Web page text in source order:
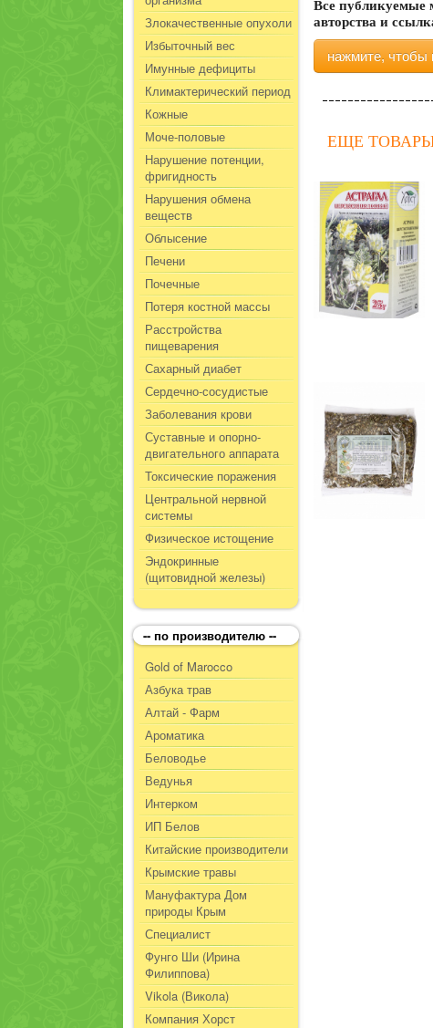
Злокачественные опухоли
Избыточный вес
Имунные дефициты
Климактерический период
Кожные
Моче-половые
Нарушение потенции,
фригидность
Нарушения обмена
веществ
Облысение
Печени
Почечные
Потеря костной массы
Расстройства
пищеварения
Сахарный диабет
Сердечно-сосудистые
Заболевания крови
Суставные и опорно-
двигательного аппарата
Токсические поражения
Центральной нервной
системы
Физическое истощение
Эндокринные
(щитовидной железы)
-- по производителю --
Gold of Marocco
Азбука трав
Алтай - Фарм
Ароматика
Беловодье
Ведунья
Интерком
ИП Белов
Китайские производители
Крымские травы
Мануфактура Дом
природы Крым
Специалист
Фунго Ши (Ирина
Филиппова)
Vikola (Викола)
Компания Хорст
Все публикуемые
авторства и
нажмите, чтобы
ЕЩЕ